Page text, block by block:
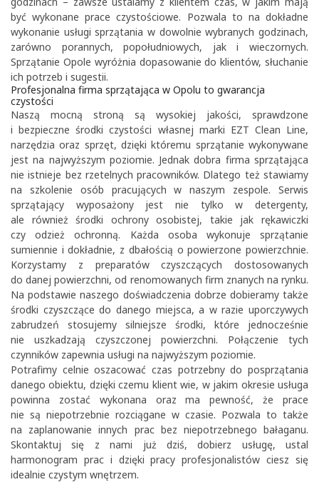
być wykonane prace czystościowe. Pozwala to na dokładne
wykonanie usługi sprzątania w dowolnie wybranych godzinach,
zarówno porannych, popołudniowych, jak i wieczornych.
Sprzątanie Opole wyróżnia dopasowanie do klientów, słuchanie
ich potrzeb i sugestii.
Profesjonalna firma sprzątająca w Opolu to gwarancja
czystości
Naszą mocną stroną są wysokiej jakości, sprawdzone
i bezpieczne środki czystości własnej marki EZT Clean Line,
narzędzia oraz sprzęt, dzięki któremu sprzątanie wykonywane
jest na najwyższym poziomie. Jednak dobra firma sprzątająca
nie istnieje bez rzetelnych pracowników. Dlatego też stawiamy
na szkolenie osób pracujących w naszym zespole. Serwis
sprzątający wyposażony jest nie tylko w detergenty,
ale również środki ochrony osobistej, takie jak rękawiczki
czy odzież ochronną. Każda osoba wykonuje sprzątanie
sumiennie i dokładnie, z dbałością o powierzone powierzchnie.
Korzystamy z preparatów czyszczących dostosowanych
do danej powierzchni, od renomowanych firm znanych na rynku.
Na podstawie naszego doświadczenia dobrze dobieramy także
środki czyszczące do danego miejsca, a w razie uporczywych
zabrudzeń stosujemy silniejsze środki, które jednocześnie
nie uszkadzają czyszczonej powierzchni. Połączenie tych
czynników zapewnia usługi na najwyższym poziomie.
Potrafimy celnie oszacować czas potrzebny do posprzątania
danego obiektu, dzięki czemu klient wie, w jakim okresie usługa
powinna zostać wykonana oraz ma pewność, że prace
nie są niepotrzebnie rozciągane w czasie. Pozwala to także
na zaplanowanie innych prac bez niepotrzebnego bałaganu.
Skontaktuj się z nami już dziś, dobierz usługę, ustal
harmonogram prac i dzięki pracy profesjonalistów ciesz się
idealnie czystym wnętrzem.